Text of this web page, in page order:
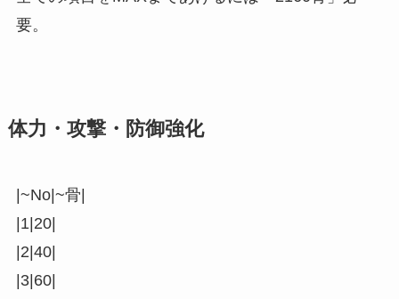
要。
体力・攻撃・防御強化
|~No|~骨|
|1|20|
|2|40|
|3|60|